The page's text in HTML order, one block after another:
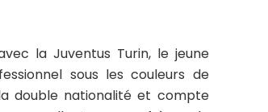
la Juventus Turin, le jeune
sous les couleurs de
double nationalité et compte